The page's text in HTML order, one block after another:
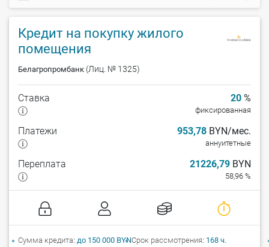
Кредит на покупку жилого
помещения
Белагропромбанк (Лиц. № 1325)
Ставка 20 %
фиксированная
Платежи 953,78 BYN/мес.
аннуитетные
Переплата 21226,79 BYN
58,96 %
Сумма кредита до 150 000 BYNСрок рассмотрения 168 ч.